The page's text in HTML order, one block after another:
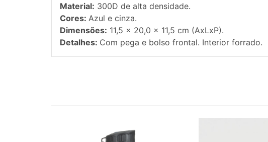
Material: 300D de alta densidade.
Cores: Azul e cinza.
Dimensões: 11,5 x 20,0 x 11,5 cm (AxLxP).
Detalhes: Com pega e bolso frontal. Interior forrado.